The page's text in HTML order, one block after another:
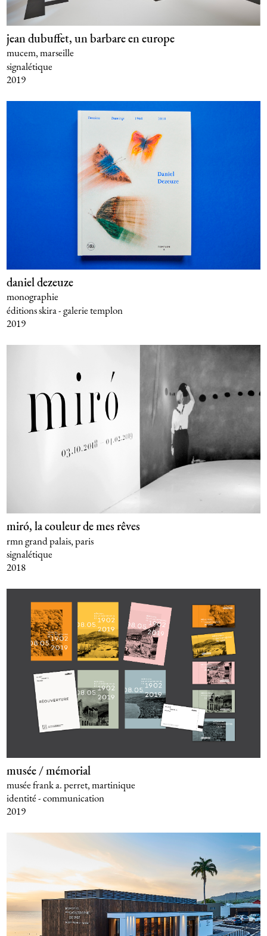
jean dubuffet, un barbare en europe
mucem, marseille
signalétique
2019
daniel dezeuze
monographie
éditions skira - galerie templon
2019
miró, la couleur de mes rêves
rmn grand palais, paris
signalétique
2018
musée / mémorial
musée frank a. perret, martinique
identité - communication
2019